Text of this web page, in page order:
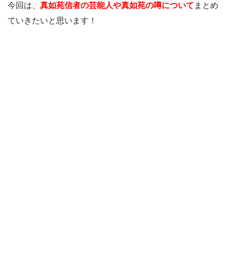
今回は、 真如苑信者の芸能人や真如苑の噂について まとめ
ていきたいと思います！